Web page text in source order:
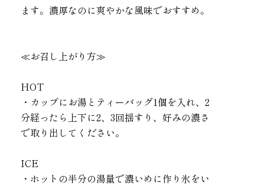
ます。濃厚なのに爽やかな風味でおすすめ。
≪お召し上がり方≫
HOT
・カップにお湯とティーバッグ1個を入れ、2
分経ったら上下に2、3回揺すり、好みの濃さ
で取り出してください。
ICE
・ホットの半分の湯量で濃いめに作り氷をい